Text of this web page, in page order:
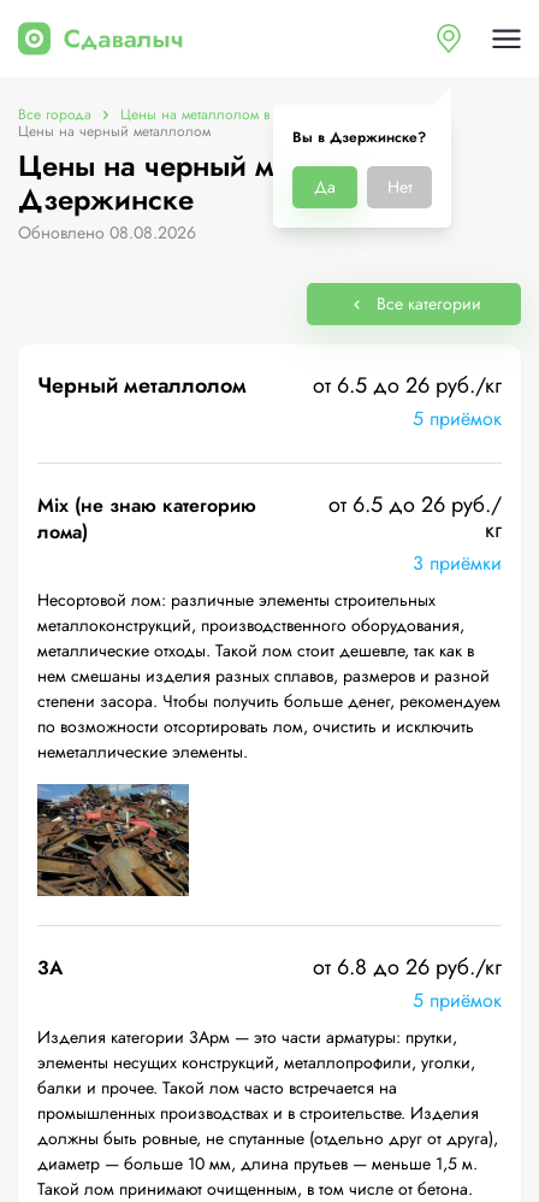
Вы в Дзержинске?
Да Нет
Все города Цены на металлолом в Дзержинске
Цены на черный металлолом
Цены на черный металлолом в
Дзержинске
Обновлено 08.08.2026
Все категории
Черный металлолом от 6.5 до 26 руб./кг
5 приёмок
Mix (не знаю категорию
лома)
от 6.5 до 26 руб./
кг
3 приёмки
Несортовой лом: различные элементы строительных
металлоконструкций, производственного оборудования,
металлические отходы. Такой лом стоит дешевле, так как в
нем смешаны изделия разных сплавов, размеров и разной
степени засора. Чтобы получить больше денег, рекомендуем
по возможности отсортировать лом, очистить и исключить
неметаллические элементы.
3А от 6.8 до 26 руб./кг
5 приёмок
Изделия категории 3Арм — это части арматуры: прутки,
элементы несущих конструкций, металлопрофили, уголки,
балки и прочее. Такой лом часто встречается на
промышленных производствах и в строительстве. Изделия
должны быть ровные, не спутанные (отдельно друг от друга),
диаметр — больше 10 мм, длина прутьев — меньше 1,5 м.
Такой лом принимают очищенным, в том числе от бетона.